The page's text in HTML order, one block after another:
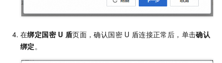
在绑定国密 U 盾页面，确认国密 U 盾连接正常后，单击确认
绑定。